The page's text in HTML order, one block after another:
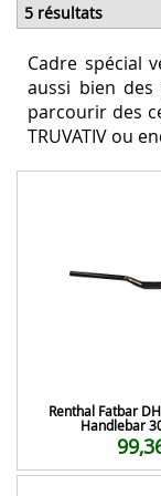
5 résultats
Cadre spécial
aussi bien
parcourir des
TRUVATIV ou
Renthal Fatbar
Handlebar